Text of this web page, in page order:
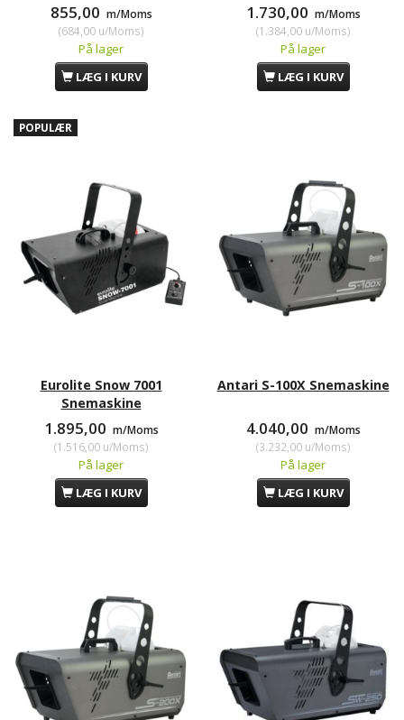
855,00 m/Moms
(684,00u/Moms)
På lager
LÆG I KURV
1.730,00 m/Moms
(1.384,00u/Moms)
På lager
LÆG I KURV
POPULÆR
Eurolite Snow 7001
Snemaskine
1.895,00 m/Moms
(1.516,00u/Moms)
På lager
LÆG I KURV
Antari S-100X Snemaskine
4.040,00 m/Moms
(3.232,00u/Moms)
På lager
LÆG I KURV